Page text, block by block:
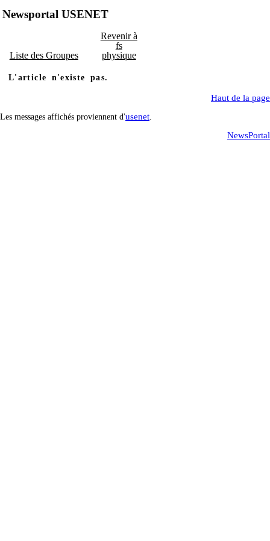
Newsportal USENET
Liste des Groupes
Revenir à
fs
physique
L'article n'existe pas.
Haut de la page
Les messages affichés proviennent d'usenet
NewsPortal